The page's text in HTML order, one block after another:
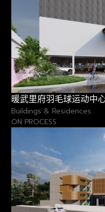
暖武里府羽毛球运动中
Buildings & Residences
ON PROCESS